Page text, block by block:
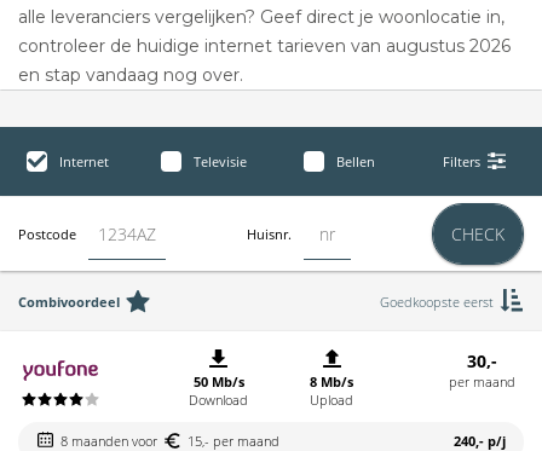
alle leveranciers vergelijken? Geef direct je woonlocatie in,
controleer de huidige internet tarieven van augustus 2026
en stap vandaag nog over.
Internet Televisie Bellen Filters
Postcode Huisnr. CHECK
Combivoordeel Goedkoopste eerst
50 Mb/s
Download
8 Mb/s
Upload
30,-
per maand
8 maanden voor 15,- per maand 240,- p/j